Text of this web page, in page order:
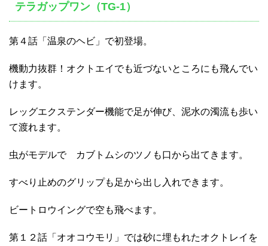
テラガップワン（TG-1）
第４話「温泉のヘビ」で初登場。
機動力抜群！オクトエイでも近づないところにも飛んでい
けます。
レッグエクステンダー機能で足が伸び、泥水の濁流も歩い
て渡れます。
虫がモデルで カブトムシのツノも口から出てきます。
すべり止めのグリップも足から出し入れできます。
ビートロウイングで空も飛べます。
第１２話「オオコウモリ」では砂に埋もれたオクトレイを